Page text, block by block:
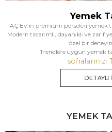
Yemek
TAÇ Ev'in premium porselen yemek
Modern tasarımlı, dayanıklı ve zarif
özel bir
Trendlere uygun yemek
sofralarınızı
DETAYLI
YEMEK